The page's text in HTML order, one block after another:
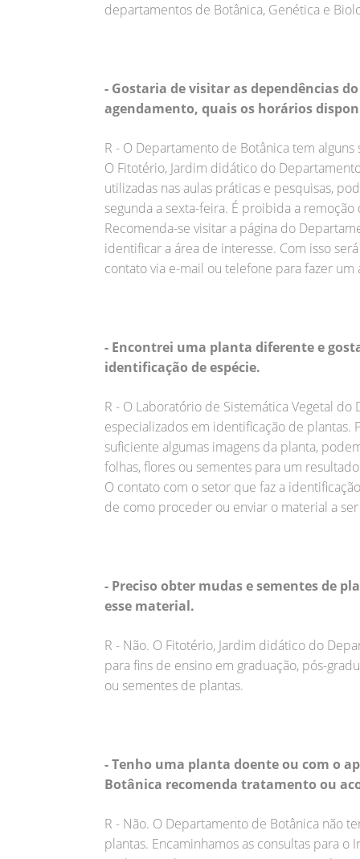
departamentos de Botânica, Genética e
- Gostaria de visitar as dependências
agendamento, quais os horários
R - O Departamento de Botânica tem
O Fitotério, Jardim didático do
utilizadas nas aulas práticas e pesquisas,
segunda a sexta-feira. É proibida a
Recomenda-se visitar a página do
identificar a área de interesse. Com isso
contato via e-mail ou telefone para fazer
- Encontrei uma planta diferente e
identificação de espécie.
R - O Laboratório de Sistemática Vegetal
especializados em identificação de plantas.
suficiente algumas imagens da planta,
folhas, flores ou sementes para um
O contato com o setor que faz a
de como proceder ou enviar o material a
- Preciso obter mudas e sementes de
esse material.
R - Não. O Fitotério, Jardim didático do
para fins de ensino em graduação, pós-
ou sementes de plantas.
- Tenho uma planta doente ou com o
Botânica recomenda tratamento ou
R - Não. O Departamento de Botânica não
plantas. Encaminhamos as consultas para o